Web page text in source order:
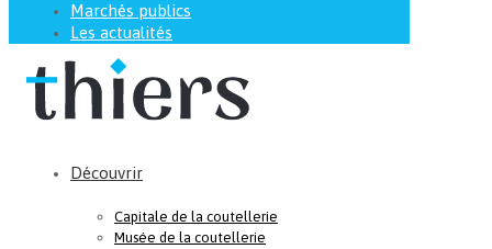
Marchés publics
Les actualités
Découvrir
Capitale de la coutellerie
Musée de la coutellerie